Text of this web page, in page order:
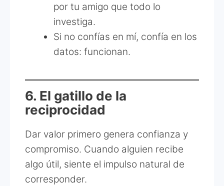
por tu amigo que todo lo
investiga.
Si no confías en mí, confía en los
datos: funcionan.
6. El gatillo de la
reciprocidad
Dar valor primero genera confianza y
compromiso. Cuando alguien recibe
algo útil, siente el impulso natural de
corresponder.